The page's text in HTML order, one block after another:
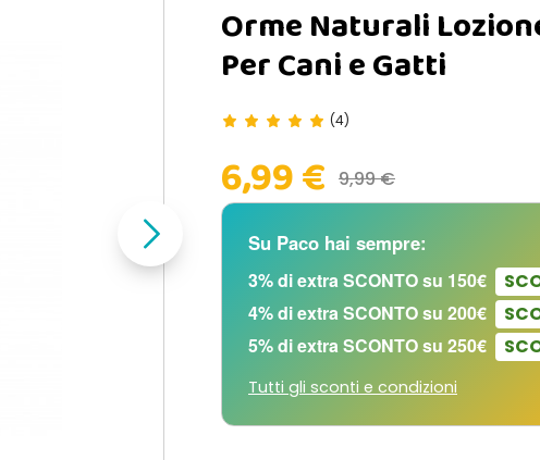
Orme Naturali
Per Cani e Gatti
(4)
6,99 € 9,99 €
Su Paco hai sempre:
3% di extra SCONTO su 150€
4% di extra SCONTO su 200€
5% di extra SCONTO su 250€
Tutti gli sconti e condizioni